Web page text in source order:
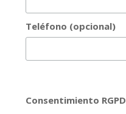
Teléfono (opcional)
Consentimiento RGPD